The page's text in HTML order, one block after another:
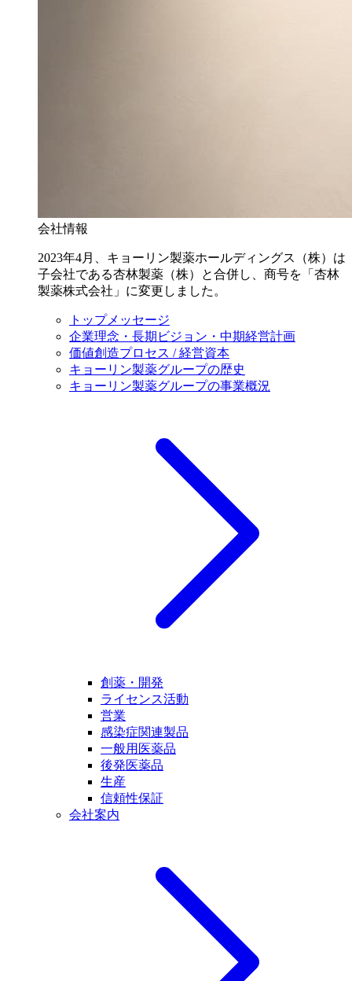
会社情報
2023年4月、キョーリン製薬ホールディングス（株）は
子会社である杏林製薬（株）と合併し、商号を「杏林
製薬株式会社」に変更しました。
トップメッセージ
企業理念・長期ビジョン・中期経営計画
価値創造プロセス / 経営資本
キョーリン製薬グループの歴史
キョーリン製薬グループの事業概況
創薬・開発
ライセンス活動
営業
感染症関連製品
一般用医薬品
後発医薬品
生産
信頼性保証
会社案内